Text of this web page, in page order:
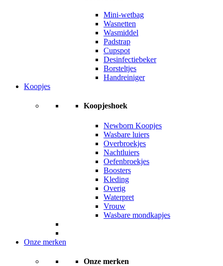
Mini-wetbag
Wasnetten
Wasmiddel
Padstrap
Cupspot
Desinfectiebeker
Borsteltjes
Handreiniger
Koopjes
Koopjeshoek
Newborn Koopjes
Wasbare luiers
Overbroekjes
Nachtluiers
Oefenbroekjes
Boosters
Kleding
Overig
Waterpret
Vrouw
Wasbare mondkapjes
Onze merken
Onze merken